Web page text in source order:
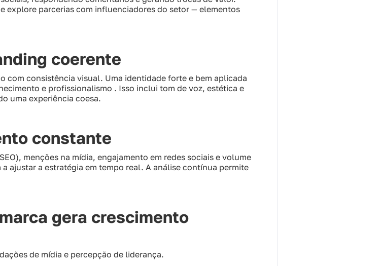
explore parcerias com influenciadores do setor — elementos
coerente
com consistência visual. Uma identidade forte e bem aplicada
e profissionalismo . Isso inclui tom de voz, estética e
uma experiência coesa.
constante
menções na mídia, engajamento em redes sociais e volume
ajustar a estratégia em tempo real. A análise contínua permite
gera crescimento
de mídia e percepção de liderança.